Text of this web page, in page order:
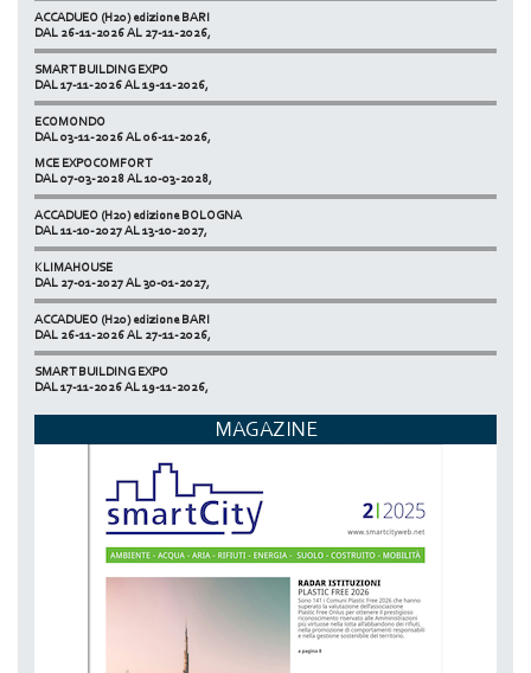
ACCADUEO (H20) edizione BARI
DAL 26-11-2026 AL 27-11-2026,
SMART BUILDING EXPO
DAL 17-11-2026 AL 19-11-2026,
ECOMONDO
DAL 03-11-2026 AL 06-11-2026,
NETZERO MILAN - EXPO SUMMIT
DAL 20-10-2026 AL 22-10-2026,
MCE EXPOCOMFORT
DAL 07-03-2028 AL 10-03-2028,
ACCADUEO (H20) edizione BOLOGNA
DAL 11-10-2027 AL 13-10-2027,
KLIMAHOUSE
DAL 27-01-2027 AL 30-01-2027,
ACCADUEO (H20) edizione BARI
DAL 26-11-2026 AL 27-11-2026,
SMART BUILDING EXPO
DAL 17-11-2026 AL 19-11-2026,
ECOMONDO
NETZERO MILAN - EXPO SUMMIT
DAL 20-10-2026 AL 22-10-2026,
MAGAZINE